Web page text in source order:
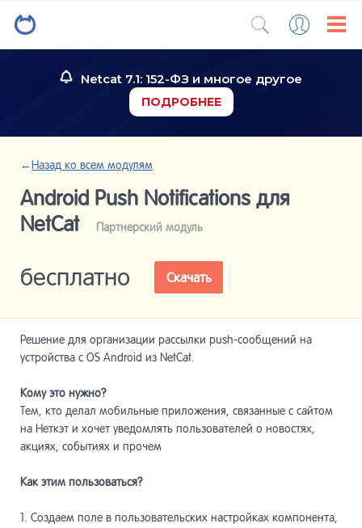
Netcat 7.1: 152-ФЗ и многое другое
ПОДРОБНЕЕ
←Назад ко всем модулям
Android Push Notifications для
NetCat
Партнерский модуль
бесплатно Скачать
Решение для организации рассылки push-сообщений на
устройства с OS Android из NetCat.
Кому это нужно?
Тем, кто делал мобильные приложения, связанные с сайтом
на Неткэт и хочет уведомлять пользователей о новостях,
акциях, событиях и прочем
Как этим пользоваться?
1. Создаем поле в пользовательских настройках компонента,